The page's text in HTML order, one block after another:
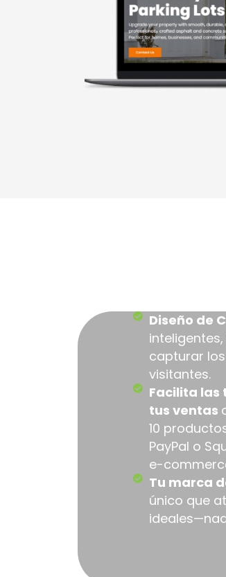
Diseño de
capturar
visitantes.
Facilita las
tus ventas
10
PayPal o
e-
Tu marca
único que